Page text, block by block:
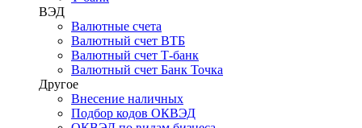
ВЭД
Валютные счета
Валютный счет ВТБ
Валютный счет Т-банк
Валютный счет Банк Точка
Другое
Внесение наличных
Подбор кодов ОКВЭД